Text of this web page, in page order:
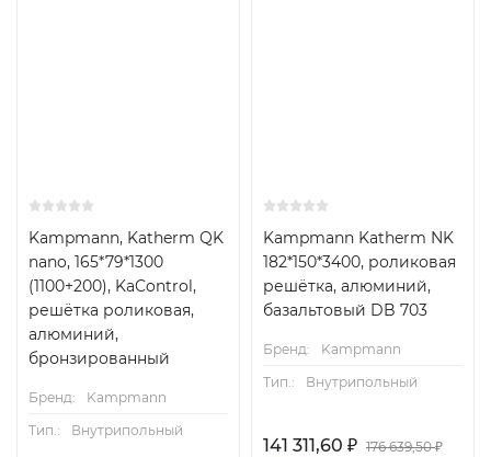
Kampmann, Katherm QK
nano, 165*79*1300
(1100+200), KaControl,
решётка роликовая,
алюминий,
бронзированный
Бренд:
Kampmann
Тип.:
Внутрипольный
Kampmann Katherm NK
182*150*3400, роликовая
решётка, алюминий,
базальтовый DB 703
Бренд:
Kampmann
Тип.:
Внутрипольный
141 311,60 ₽ 176 639,50₽